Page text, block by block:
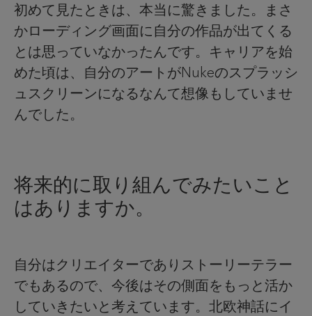
初めて見たときは、本当に驚きました。まさ
かローディング画面に自分の作品が出てくる
とは思っていなかったんです。キャリアを始
めた頃は、自分のアートがNukeのスプラッシ
ュスクリーンになるなんて想像もしていませ
んでした。
将来的に取り組んでみたいこと
はありますか。
自分はクリエイターでありストーリーテラー
でもあるので、今後はその側面をもっと活か
していきたいと考えています。北欧神話にイ